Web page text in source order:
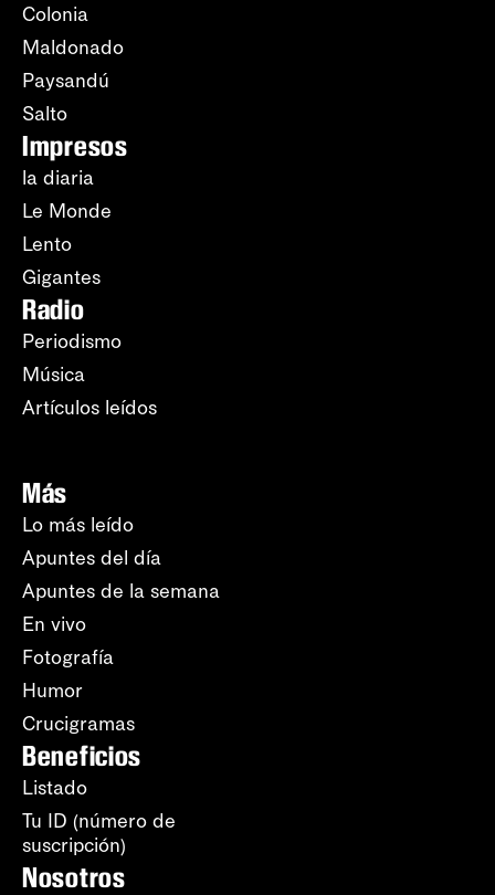
Colonia
Maldonado
Paysandú
Salto
Impresos
la diaria
Le Monde
Lento
Gigantes
Radio
Periodismo
Música
Artículos leídos
Más
Lo más leído
Apuntes del día
Apuntes de la semana
En vivo
Fotografía
Humor
Crucigramas
Beneficios
Listado
Tu ID (número de
suscripción)
Nosotros